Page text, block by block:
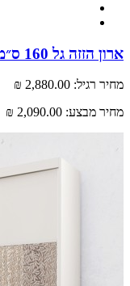
160 ס״מ עם גוף סנדויץ במבצע
רגיל: 2,880.00 ₪
מבצע: 2,090.00 ₪